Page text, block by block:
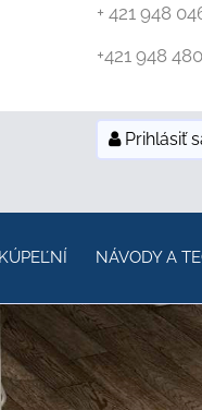
+ 421 948
+421 948
Prihlásiť
NÁVODY A